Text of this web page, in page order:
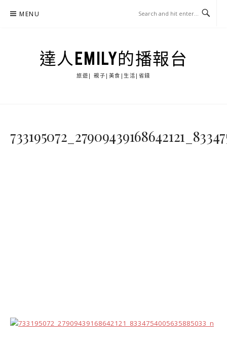
MENU
達人EMILY的播報台
旅遊| 親子|美食|生活|省錢